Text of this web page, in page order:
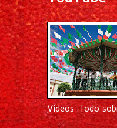
Videos :Todo